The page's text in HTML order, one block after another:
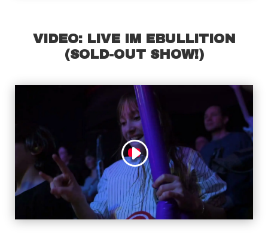
VIDEO: LIVE IM EBULLITION
(SOLD-OUT SHOW!)